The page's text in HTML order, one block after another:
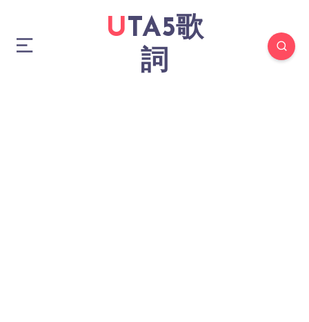
UTA5歌
詞